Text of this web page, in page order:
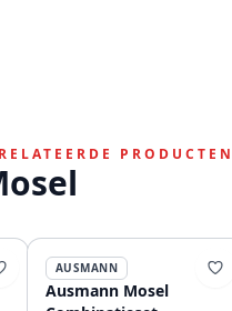
PRODUCTEN
AUSMANN
Ausmann Mosel